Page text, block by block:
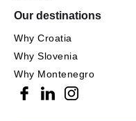
Our destinations
Why Croatia
Why Slovenia
Why Montenegro